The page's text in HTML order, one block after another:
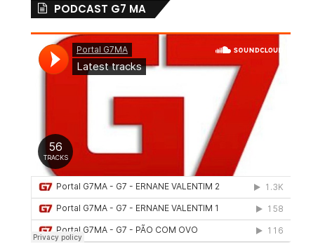
PODCAST G7 MA